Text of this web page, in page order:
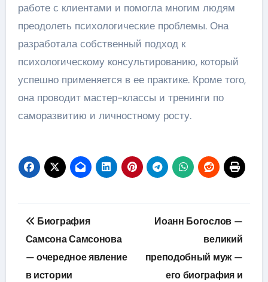
работе с клиентами и помогла многим людям
преодолеть психологические проблемы. Она
разработала собственный подход к
психологическому консультированию, который
успешно применяется в ее практике. Кроме того,
она проводит мастер-классы и тренинги по
саморазвитию и личностному росту.
Навигация
по
записям
Биография
Самсона Самсонова
— очередное явление
в истории
Иоанн Богослов —
великий
преподобный муж —
его биография и